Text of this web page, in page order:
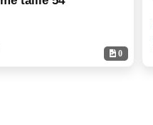
0